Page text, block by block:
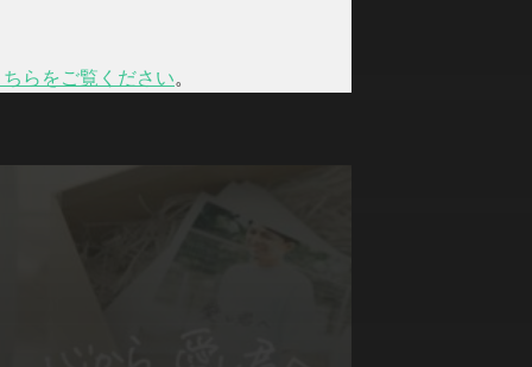
らをご覧ください。